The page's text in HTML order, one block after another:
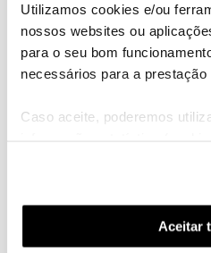
Utilizamos cookies e/ou
nossos websites ou
para o seu bom
necessários para a prestação
Caso aceite, poderemos
funcionalidades (cookies de
funcionalidade) e adaptar
(cookies de publicidade
utilização dos cookies
Aceitar
Descubra as
Hall of Fame de